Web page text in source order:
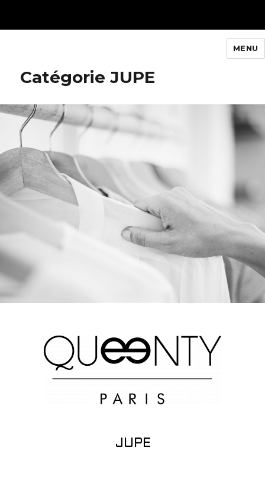
MENU
Catégorie JUPE
JUPE